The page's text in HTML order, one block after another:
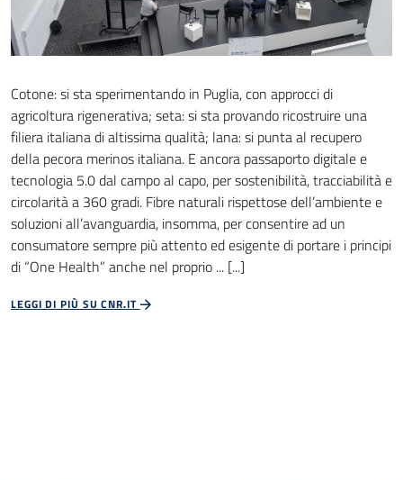
Cotone: si sta sperimentando in Puglia, con approcci di
agricoltura rigenerativa; seta: si sta provando ricostruire una
filiera italiana di altissima qualità; lana: si punta al recupero
della pecora merinos italiana. E ancora passaporto digitale e
tecnologia 5.0 dal campo al capo, per sostenibilità, tracciabilità e
circolarità a 360 gradi. Fibre naturali rispettose dell’ambiente e
soluzioni all’avanguardia, insomma, per consentire ad un
consumatore sempre più attento ed esigente di portare i principi
di “One Health” anche nel proprio ... [...]
LEGGI DI PIÙ SU CNR.IT